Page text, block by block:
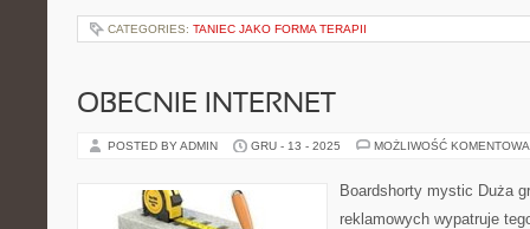
CATEGORIES: TANIEC JAKO FORMA TERAPII
OBECNIE INTERNET
POSTED BY ADMIN GRU - 13 - 2025 MOŻLIWOŚĆ
Boardshorty mystic Duża
reklamowych wypatruje